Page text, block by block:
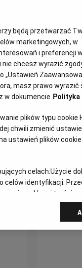
Z
Psi
Dołącz do
ich
Czytaj
będą przetwarzać
marketingowych, w
i preferencji
nie chcesz wyrazić
masz prawo wyrazić
w dokumencie
plików typu cookie
chwili zmienić
ustawień plików
celach:Użycie
celów identyfikacji.
reklam i treści,